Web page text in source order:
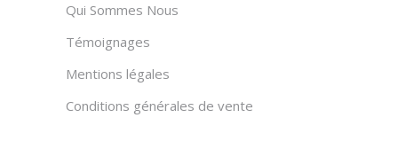
Qui Sommes Nous
Témoignages
Mentions légales
Conditions générales de vente